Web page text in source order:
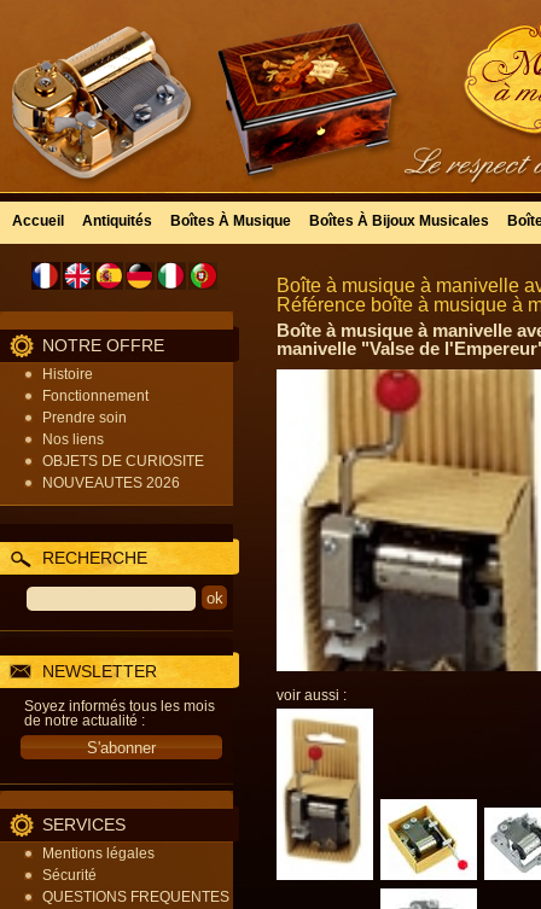
Accueil Antiquités Boîtes À Musique Boîtes À Bijoux Musicales
NOTRE OFFRE
Histoire
Fonctionnement
Prendre soin
Nos liens
OBJETS DE CURIOSITE
NOUVEAUTES 2026
RECHERCHE
NEWSLETTER
Soyez informés tous les mois
de notre actualité :
SERVICES
Mentions légales
Sécurité
QUESTIONS FREQUENTES
Boîte à musique à manivelle
Référence boîte à musique à
Boîte à musique à manivelle
manivelle "Valse de
voir aussi :